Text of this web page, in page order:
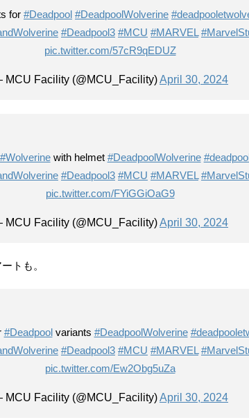
for#Deadpool #DeadpoolWolverine
#Deadpool3 #MCU #MARVEL
pic.twitter.com/57cR9qEDUZ
Facility (@MCU_Facility) April 30, 2024
#Wolverinewith helmet #DeadpoolWolverine
#Deadpool3 #MCU #MARVEL
pic.twitter.com/FYiGGiOaG9
Facility (@MCU_Facility) April 30, 2024
トも。
#Deadpool variants #DeadpoolWolverine
#Deadpool3 #MCU #MARVEL
pic.twitter.com/Ew2Obg5uZa
Facility (@MCU_Facility) April 30, 2024